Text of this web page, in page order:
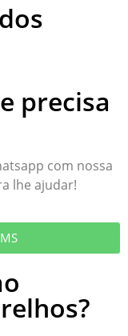
precisa
com nossa
lhe ajudar!